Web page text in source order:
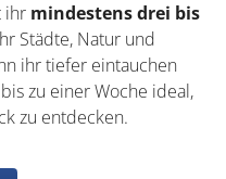
ihr mindestens drei bis
Städte, Natur und
ihr tiefer eintauchen
zu einer Woche ideal,
zu entdecken.